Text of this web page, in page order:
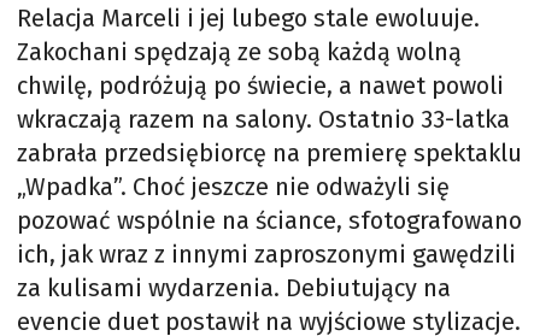
Relacja Marceli i jej lubego stale ewoluuje.
Zakochani spędzają ze sobą każdą wolną
chwilę, podróżują po świecie, a nawet powoli
wkraczają razem na salony. Ostatnio 33-latka
zabrała przedsiębiorcę na premierę spektaklu
„Wpadka”. Choć jeszcze nie odważyli się
pozować wspólnie na ściance, sfotografowano
ich, jak wraz z innymi zaproszonymi gawędzili
za kulisami wydarzenia. Debiutujący na
evencie duet postawił na wyjściowe stylizacje.